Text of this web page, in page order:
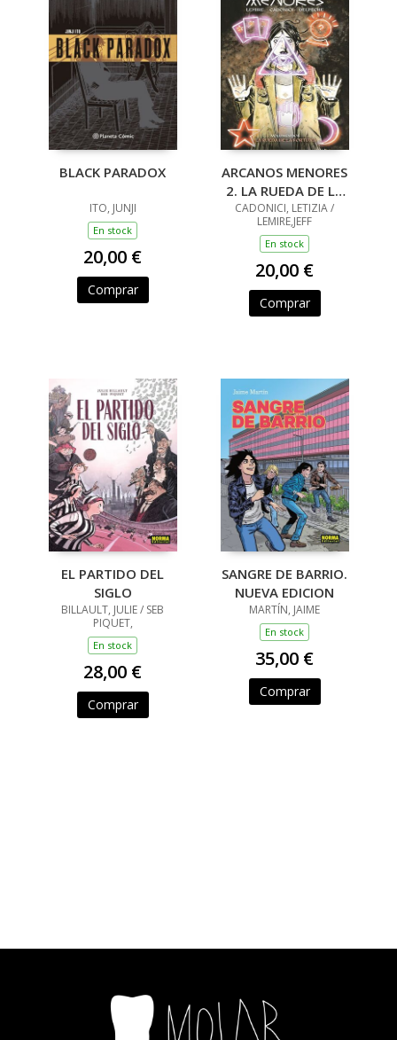
BLACK PARADOX
ITO, JUNJI
En stock
20,00 €
Comprar
ARCANOS MENORES
2. LA RUEDA DE LA
FORTUNA
CADONICI, LETIZIA /
LEMIRE,JEFF
En stock
20,00 €
Comprar
EL PARTIDO DEL
SIGLO
BILLAULT, JULIE / SEB
PIQUET,
En stock
28,00 €
Comprar
SANGRE DE BARRIO.
NUEVA EDICION
MARTÍN, JAIME
En stock
35,00 €
Comprar